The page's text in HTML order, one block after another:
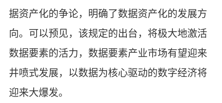
据资产化的争论，明确了数据资产化的发展方
向。可以预见，该规定的出台，将极大地激活
数据要素的活力，数据要素产业市场有望迎来
井喷式发展，以数据为核心驱动的数字经济将
迎来大爆发。